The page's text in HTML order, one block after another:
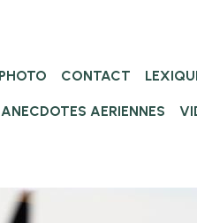
CONTACT
ANECDOTES AERIENNES